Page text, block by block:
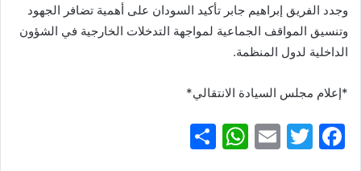
وجدد الفريق إبراهيم جابر تأكيد السودان على أهمية تضافر الجهود
وتنسيق المواقف الجماعية لمواجهة التدخلات الخارجية في الشؤون
الداخلية لدول المنظمة.
*إعلام مجلس السيادة الانتقالي*
F
T
E
W